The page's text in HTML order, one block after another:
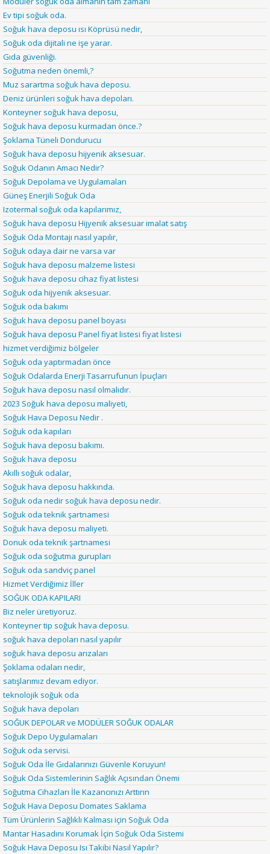
Ev tipi soğuk oda.
Soğuk hava deposu ısı Köprüsü nedir,
Soğuk oda dijitali ne işe yarar.
Gıda güvenliği.
Soğutma neden önemli,?
Muz sarartma soğuk hava deposu.
Deniz ürünleri soğuk hava depoları.
Konteyner soğuk hava deposu,
Soğuk hava deposu kurmadan önce.?
Şoklama Tüneli Dondurucu
Soğuk hava deposu hijyenik aksesuar.
Soğuk Odanın Amacı Nedir?
Soğuk Depolama ve Uygulamaları
Güneş Enerjili Soğuk Oda
Izotermal soğuk oda kapılarımız,
Soğuk hava deposu Hijyenik aksesuar imalat satış
Soğuk Oda Montajı nasıl yapılır,
Soğuk odaya dair ne varsa var
Soğuk hava deposu malzeme listesi
Soğuk hava deposu cihaz fiyat listesi
Soğuk oda hijyenik aksesuar.
Soğuk oda bakımı
Soğuk hava deposu panel boyası
Soğuk hava deposu Panel fiyat listesi fiyat listesi
hizmet verdiğimiz bölgeler
Soğuk oda yaptırmadan önce
Soğuk Odalarda Enerji Tasarrufunun İpuçları
Soğuk hava deposu nasıl olmalıdır.
2023 Soğuk hava deposu maliyeti,
Soğuk Hava Deposu Nedir .
Soğuk oda kapıları
Soğuk hava deposu bakımı.
Soğuk hava deposu
Akıllı soğuk odalar,
Soğuk hava deposu hakkında.
Soğuk oda nedir soğuk hava deposu nedir.
Soğuk oda teknik şartnamesi
Soğuk hava deposu maliyeti.
Donuk oda teknik şartnamesi
Soğuk oda soğutma gurupları
Soğuk oda sandviç panel
Hizmet Verdiğimiz İller
SOĞUK ODA KAPILARI
Biz neler üretiyoruz.
Konteyner tip soğuk hava deposu.
soğuk hava depoları nasıl yapılır
soğuk hava deposu arızaları
Şoklama odaları nedir,
satışlarımız devam ediyor.
teknolojik soğuk oda
Soğuk hava depoları
SOĞUK DEPOLAR ve MODÜLER SOĞUK ODALAR
Soğuk Depo Uygulamaları
Soğuk oda servisi.
Soğuk Oda İle Gıdalarınızı Güvenle Koruyun!
Soğuk Oda Sistemlerinin Sağlık Açısından Önemi
Soğutma Cihazları İle Kazancınızı Arttırın
Soğuk Hava Deposu Domates Saklama
Tüm Ürünlerin Sağlıklı Kalması için Soğuk Oda
Mantar Hasadını Korumak İçin Soğuk Oda Sistemi
Soğuk Hava Deposu Isı Takibi Nasıl Yapılır?